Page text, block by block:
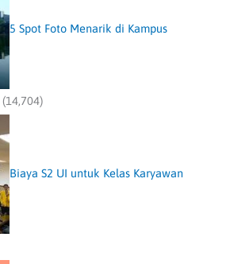
5 Spot Foto Menarik di Kampus
(14,704)
Biaya S2 UI untuk Kelas Karyawan